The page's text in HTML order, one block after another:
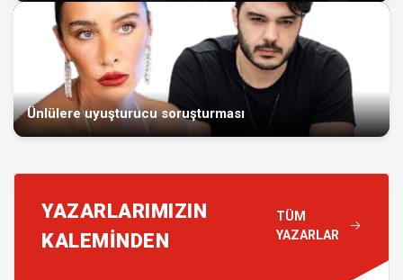
Ünlülere uyuşturucu soruşturması
YAZARLARIMIZIN
KALEMİNDEN
TÜM
YAZARLAR